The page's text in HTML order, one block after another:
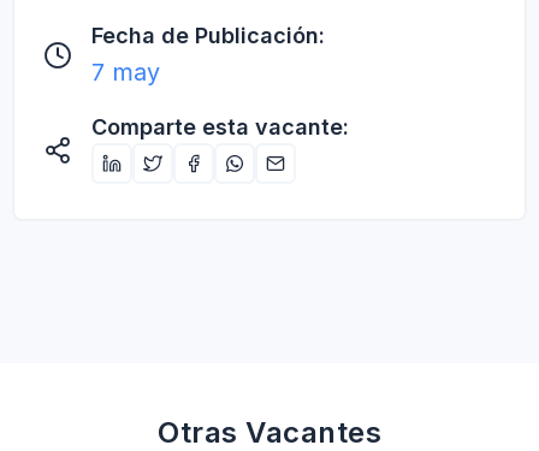
Fecha de Publicación:
7 may
Comparte esta vacante:
Otras Vacantes